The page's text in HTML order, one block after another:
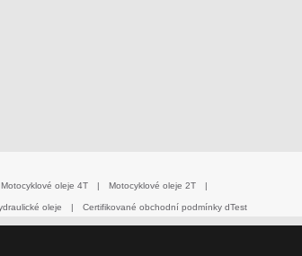
Motocyklové oleje 4T | Motocyklové oleje 2T |
oleje | Certifikované obchodní podmínky dTest